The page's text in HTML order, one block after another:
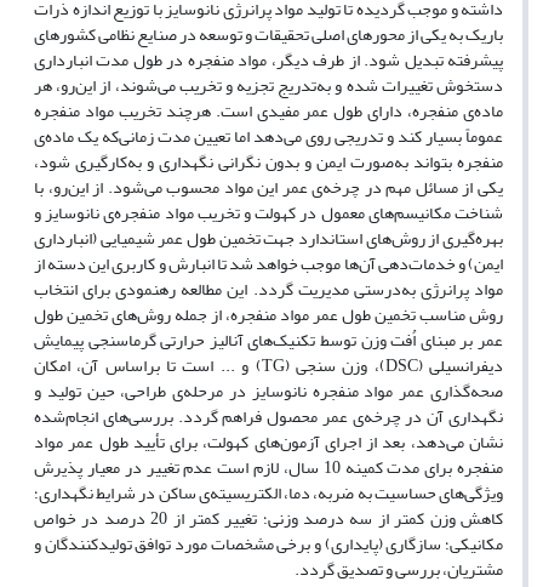
داشته و موجب گردیده تا تولید مواد پرانرژی نانوسایز با توزیع اندازه ذرات
باریک به یکی از محورهای اصلی تحقیقات و توسعه در صنایع نظامی کشورهای
پیشرفته تبدیل شود. از طرف دیگر، مواد منفجره در طول مدت انبارداری
دستخوش تغییرات شده و به‌تدریج تجزیه و تخریب می‌شوند، از این‌رو، هر
ماده‌ی منفجره، دارای طول عمر مفیدی است. هرچند تخریب مواد منفجره
عموماً بسیار کند و تدریجی روی می‌دهد اما تعیین مدت ‌زمانی‌که یک ماده‌ی
منفجره بتواند به‌صورت ایمن و بدون نگرانی نگهداری و به‌کارگیری شود،
یکی از مسائل مهم در چرخه‌ی عمر این مواد محسوب می‌شود.‌ از این‌رو، با
شناخت مکانیسم‌های معمول در کهولت و تخریب مواد منفجره‌ی نانوسایز و
بهره‌گیری از روش‌های استاندارد جهت تخمین طول عمر شیمیایی (انبارداری
ایمن) و خدمات‌دهی آن‌ها موجب خواهد شد تا انبارش و کاربری این دسته از
مواد پرانرژی به‌درستی مدیریت گردد. این مطالعه رهنمودی برای انتخاب
روش مناسب تخمین طول عمر مواد منفجره، از جمله روش‌های تخمین طول
عمر بر مبنای اُفت وزن توسط تکنیک‌های آنالیز حرارتی گرماسنجی پیمایش
دیفرانسیلی (DSC)، وزن سنجی (TG) و ... است تا براساس آن، امکان
صحه‌گذاری عمر مواد منفجره نانوسایز در مرحله‌ی طراحی، حین تولید و
نگهداری آن در چرخه‌ی عمر محصول فراهم گردد. بررسی‌های انجام‌شده
نشان می‌دهد، بعد از اجرای آزمون‌های کهولت، برای تأیید طول عمر مواد
منفجره برای مدت کمینه 10 سال، لازم است عدم تغییر در معیار پذیرش
ویژگی‌های حساسیت به ضربه، دما، الکتریسیته‌ی ساکن در شرایط نگهداری؛
کاهش وزن کمتر از سه درصد وزنی؛ تغییر کمتر از 20 درصد در خواص
مکانیکی؛ سازگاری (پایداری) و برخی مشخصات مورد توافق تولیدکنندگان و
مشتریان، بررسی و تصدیق گردد.